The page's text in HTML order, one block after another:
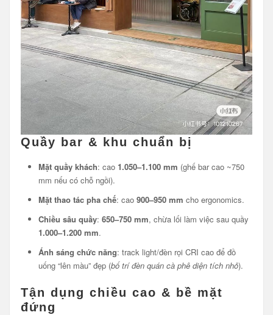
Quầy bar & khu chuẩn bị
Mặt quầy khách: cao 1.050–1.100 mm (ghế bar cao ~750
mm nếu có chỗ ngồi).
Mặt thao tác pha chế: cao900–950 mm cho ergonomics.
Chiều sâu quầy:650–750 mm, chừa lối làm việc sau quầy
1.000–1.200 mm.
Ánh sáng chức năng: track light/đèn rọi CRI cao để đồ
uống “lên màu” đẹp (bố trí đèn quán cà phê diện tích nhỏ).
Tận dụng chiều cao & bề mặt
đứng